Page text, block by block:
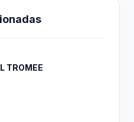
TROMEE